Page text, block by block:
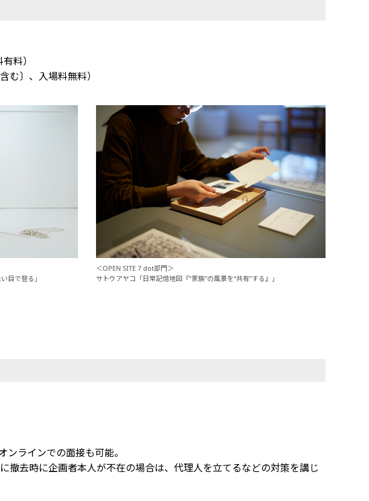
料）
〕、入場料無料）
目で登る」
＜OPEN SITE 7 dot部門＞
サトウアヤコ「日常記憶地図『“家族”の風景を“共有”する』」
ラインでの面接も可能。
去時に企画者本人が不在の場合は、代理人を立てるなどの対策を講じ